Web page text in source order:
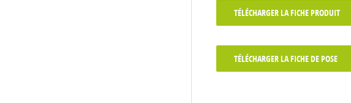
TÉLÉCHARGER LA FICHE PRODUIT
TÉLÉCHARGER LA FICHE DE POSE